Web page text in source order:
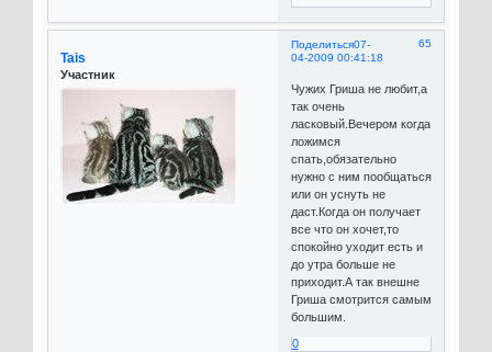
Поделиться 65
07-
04-2009 00:41:18
Tais
Участник
Чужих Гриша не любит,а
так очень
ласковый.Вечером когда
ложимся
спать,обязательно
нужно с ним пообщаться
или он уснуть не
даст.Когда он получает
все что он хочет,то
спокойно уходит есть и
до утра больше не
приходит.А так внешне
Гриша смотрится самым
большим.
0